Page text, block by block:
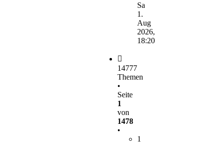
Beitrag
Sa
1.
Aug
2026,
18:20
14777
Themen
•
Seite
1
von
1478
•
1